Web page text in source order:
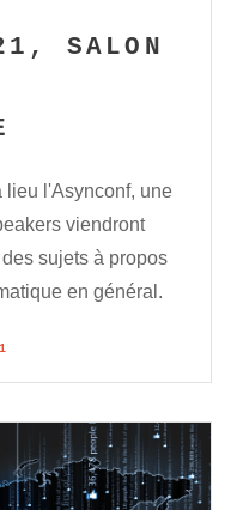
SALON
lieu l'Asynconf, une
viendront
sujets à propos
en général.